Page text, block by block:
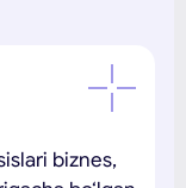
biznes,